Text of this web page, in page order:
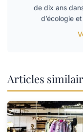
de dix ans
d’écologie
Articles